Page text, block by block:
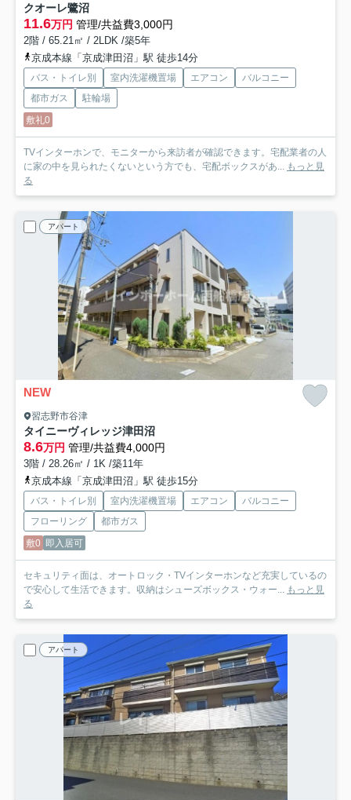
クオーレ鷺沼
11.6万円 管理/共益費3,000円
2階 / 65.21㎡ / 2LDK /築5年
京成本線「京成津田沼」駅 徒歩14分
バス・トイレ別 室内洗濯機置場 エアコン
バルコニー
都市ガス
駐輪場
敷礼0
TVインターホンで、モニターから来訪者が確認できます。宅配業者の人
に家の中を見られたくないという方でも、宅配ボックスがあ...
もっと見
る
アパート
NEW
習志野市谷津
タイニーヴィレッジ津田沼
8.6万円 管理/共益費4,000円
3階 / 28.26㎡ / 1K /築11年
京成本線「京成津田沼」駅 徒歩15分
バス・トイレ別 室内洗濯機置場 エアコン
バルコニー
フローリング
都市ガス
敷0 即入居可
セキュリティ面は、オートロック・TVインターホンなど充実しているの
で安心して生活できます。収納はシューズボックス・ウォー...
もっと見
る
アパート